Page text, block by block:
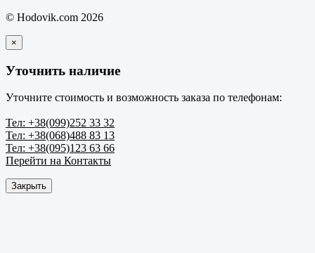
© Hodovik.com 2026
×
Уточнить наличие
Уточните стоимость и возможность заказа по телефонам:
Тел: +38(099)252 33 32
Тел: +38(068)488 83 13
Тел: +38(095)123 63 66
Перейти на Контакты
Закрыть